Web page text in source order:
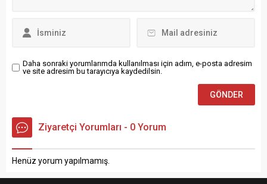
Daha sonraki yorumlarımda kullanılması için adım, e-posta adresim
ve site adresim bu tarayıcıya kaydedilsin.
Ziyaretçi Yorumları - 0 Yorum
Henüz yorum yapılmamış.